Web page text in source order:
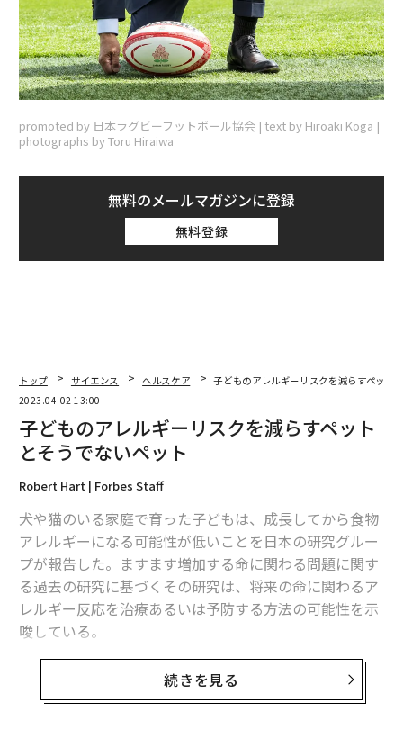
promoted by 日本ラグビーフットボール協会 | text by Hiroaki Koga |
photographs by Toru Hiraiwa
無料のメールマガジンに登録
無料登録
トップ サイエンス ヘルスケア
子どものアレルギーリスクを減らすペット
2023.04.02 13:00
子どものアレルギーリスクを減らすペット
とそうでないペット
Robert Hart | Forbes Staff
犬や猫のいる家庭で育った子どもは、成長してから食物
アレルギーになる可能性が低いことを日本の研究グルー
プが報告した。ますます増加する命に関わる問題に関す
る過去の研究に基づくその研究は、将来の命に関わるア
レルギー反応を治療あるいは予防する方法の可能性を示
唆している。
早期乳児期や胎児発達時に犬や猫などのペットに触れる
機会のあった子どもは、そうでない子どもと比べて食物
続きを見る